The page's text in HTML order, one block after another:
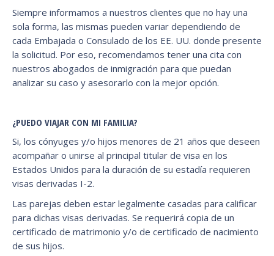
Siempre informamos a nuestros clientes que no hay una
sola forma, las mismas pueden variar dependiendo de
cada Embajada o Consulado de los EE. UU. donde presente
la solicitud. Por eso, recomendamos tener una cita con
nuestros abogados de inmigración para que puedan
analizar su caso y asesorarlo con la mejor opción.
¿PUEDO VIAJAR CON MI FAMILIA?
Si, los cónyuges y/o hijos menores de 21 años que deseen
acompañar o unirse al principal titular de visa en los
Estados Unidos para la duración de su estadía requieren
visas derivadas I-2.
Las parejas deben estar legalmente casadas para calificar
para dichas visas derivadas. Se requerirá copia de un
certificado de matrimonio y/o de certificado de nacimiento
de sus hijos.